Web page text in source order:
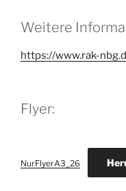
Weitere
https://www.rak-
Flyer:
NurFlyerA3_26